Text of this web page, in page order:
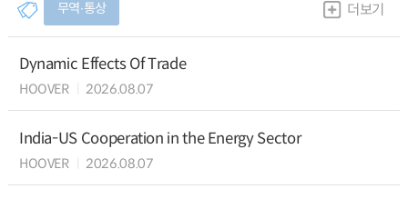
무역∙통상 더보기
Dynamic Effects Of Trade
HOOVER 2026.08.07
India-US Cooperation in the Energy Sector
HOOVER 2026.08.07